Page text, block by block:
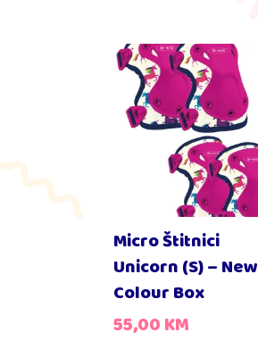
Micro Štitnici
Unicorn (S) – New
Colour Box
55,00KM